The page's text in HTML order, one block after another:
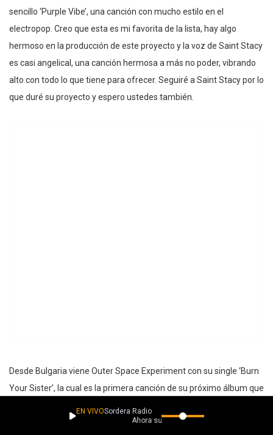
sencillo ‘Purple Vibe’, una canción con mucho estilo en el
electropop. Creo que esta es mi favorita de la lista, hay algo
hermoso en la producción de este proyecto y la voz de Saint Stacy
es casi angelical, una canción hermosa a más no poder, vibrando
alto con todo lo que tiene para ofrecer. Seguiré a Saint Stacy por lo
que duré su proyecto y espero ustedes también.
Desde Bulgaria viene Outer Space Experiment con su single ‘Burn
Your Sister’, la cual es la primera canción de su próximo álbum que
Una canción de hard rock que disfrute bastante, con un inicio muy
EN VIVOSordera Radio
Ahora suena